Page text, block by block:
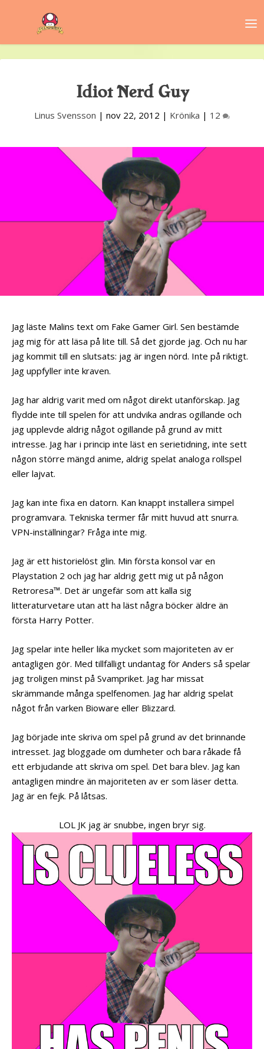
Idiot Nerd Guy
Linus Svensson | nov 22, 2012 | Krönika | 12
Jag läste Malins text om Fake Gamer Girl. Sen bestämde
jag mig för att läsa på lite till. Så det gjorde jag. Och nu har
jag kommit till en slutsats: jag är ingen nörd. Inte på riktigt.
Jag uppfyller inte kraven.
Jag har aldrig varit med om något direkt utanförskap. Jag
flydde inte till spelen för att undvika andras ogillande och
jag upplevde aldrig något ogillande på grund av mitt
intresse. Jag har i princip inte läst en serietidning, inte sett
någon större mängd anime, aldrig spelat analoga rollspel
eller lajvat.
Jag kan inte fixa en datorn. Kan knappt installera simpel
programvara. Tekniska termer får mitt huvud att snurra.
VPN-inställningar? Fråga inte mig.
Jag är ett historielöst glin. Min första konsol var en
Playstation 2 och jag har aldrig gett mig ut på någon
Retroresa™. Det är ungefär som att kalla sig
litteraturvetare utan att ha läst några böcker äldre än
första Harry Potter.
Jag spelar inte heller lika mycket som majoriteten av er
antagligen gör. Med tillfälligt undantag för Anders så spelar
jag troligen minst på Svampriket. Jag har missat
skrämmande många spelfenomen. Jag har aldrig spelat
något från varken Bioware eller Blizzard.
Jag började inte skriva om spel på grund av det brinnande
intresset. Jag bloggade om dumheter och bara råkade få
ett erbjudande att skriva om spel. Det bara blev. Jag kan
antagligen mindre än majoriteten av er som läser detta.
Jag är en fejk. På låtsas.
LOL JK jag är snubbe, ingen bryr sig.